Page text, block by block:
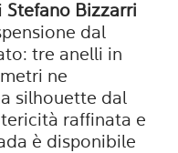
Stefano Bizzarri
dal
tre anelli in
ne
silhouette dal
raffinata e
è disponibile